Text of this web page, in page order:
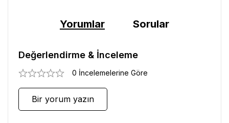
Yorumlar Sorular
Değerlendirme & İnceleme
0 İncelemelerine Göre
Bir yorum yazın